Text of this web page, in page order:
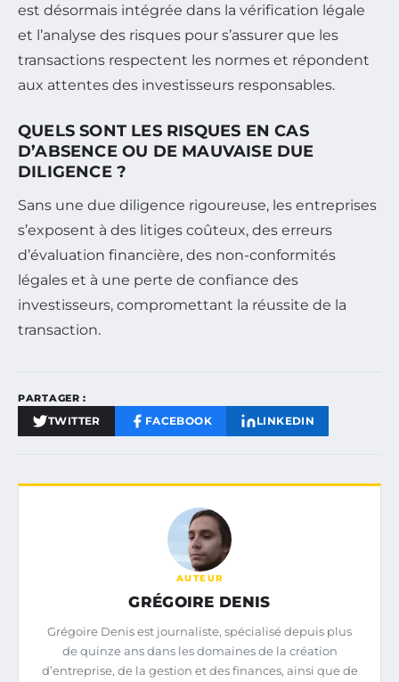
est désormais intégrée dans la vérification légale
et l’analyse des risques pour s’assurer que les
transactions respectent les normes et répondent
aux attentes des investisseurs responsables.
QUELS SONT LES RISQUES EN CAS
D’ABSENCE OU DE MAUVAISE DUE
DILIGENCE ?
Sans une due diligence rigoureuse, les entreprises
s’exposent à des litiges coûteux, des erreurs
d’évaluation financière, des non-conformités
légales et à une perte de confiance des
investisseurs, compromettant la réussite de la
transaction.
PARTAGER :
TWITTER FACEBOOK LINKEDIN
AUTEUR
GRÉGOIRE DENIS
Grégoire Denis est journaliste, spécialisé depuis plus
de quinze ans dans les domaines de la création
d’entreprise, de la gestion et des finances, ainsi que de